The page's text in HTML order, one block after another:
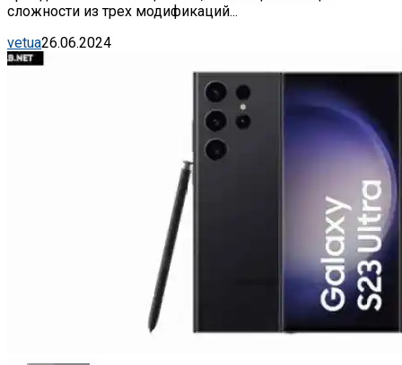
сложности из трех модификаций...
vetua26.06.2024